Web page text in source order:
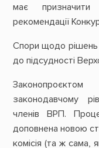
має
рекомендації
Спори щодо рішень
до підсудності
законодавчому
членів ВРП.
доповнена новою
комісія (та ж сама,